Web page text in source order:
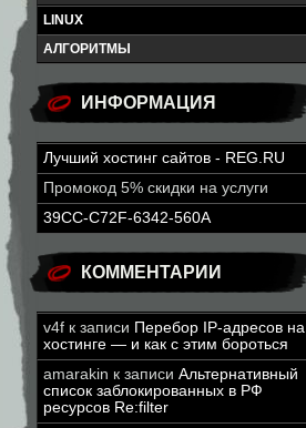
LINUX
АЛГОРИТМЫ
ИНФОРМАЦИЯ
Лучший хостинг сайтов - REG.RU
Промокод 5% скидки на услуги
39CC-C72F-6342-560A
КОММЕНТАРИИ
v4f к записи Перебор IP-адресов на
хостинге — и как с этим бороться
amarakin к записи Альтернативный
список заблокированных в РФ
ресурсов Re:filter